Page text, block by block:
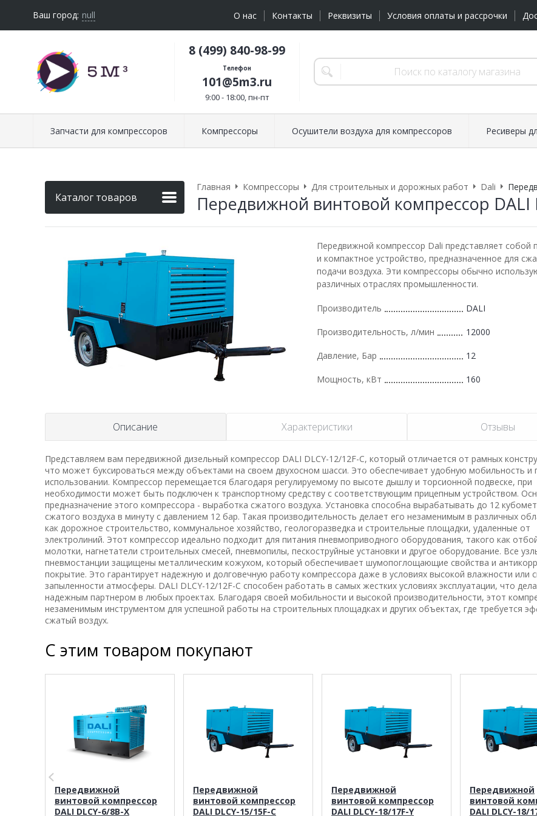
Ваш город: null О нас Контакты Реквизиты Условия оплаты и рассрочки
8 (499) 840-98-99
Телефон
101@5m3.ru
9:00 - 18:00, пн-пт
Запчасти для компрессоров Компрессоры Осушители воздуха для компрессоров Ресиверы
Каталог товаров
Главная Компрессоры Для строительных и дорожных работ Dali
Передвижной винтовой компрессор DALI
Передвижной компрессор Dali представляет собой
и компактное устройство, предназначенное для
подачи воздуха. Эти компрессоры обычно
различных отраслях промышленности.
Производитель DALI
Производительность, л/мин 12000
Давление, Бар 12
Мощность, кВт 160
Описание Характеристики Отзывы
Представляем вам передвижной дизельный компрессор DALI DLCY-12/12F-C, который отличается от рамных
что может буксироваться между объектами на своем двухосном шасси. Это обеспечивает удобную мобильность и
использовании. Компрессор перемещается благодаря регулируемому по высоте дышлу и торсионной подвеске, при
необходимости может быть подключен к транспортному средству с соответствующим прицепным устройством.
предназначение этого компрессора - выработка сжатого воздуха. Установка способна вырабатывать до 12
сжатого воздуха в минуту с давлением 12 бар. Такая производительность делает его незаменимым в различных
как дорожное строительство, коммунальное хозяйство, геологоразведка и строительные площадки, удаленные от
электролиний. Этот компрессор идеально подходит для питания пневмоприводного оборудования, такого как
молотки, нагнетатели строительных смесей, пневмопилы, пескоструйные установки и другое оборудование. Все
пневмостанции защищены металлическим кожухом, который обеспечивает шумопоглощающие свойства и
покрытие. Это гарантирует надежную и долговечную работу компрессора даже в условиях высокой влажности или
запыленности атмосферы. DALI DLCY-12/12F-C способен работать в самых жестких условиях эксплуатации, что
надежным партнером в любых проектах. Благодаря своей мобильности и высокой производительности, этот
незаменимым инструментом для успешной работы на строительных площадках и других объектах, где требуется
сжатый воздух.
С этим товаром покупают
Передвижной
винтовой компрессор
DALI DLCY-6/8B-X
Передвижной
винтовой компрессор
DALI DLCY-15/15F-C
Передвижной
винтовой компрессор
DALI DLCY-18/17F-Y
Передвижной
винтовой
DALI DLCY-18/